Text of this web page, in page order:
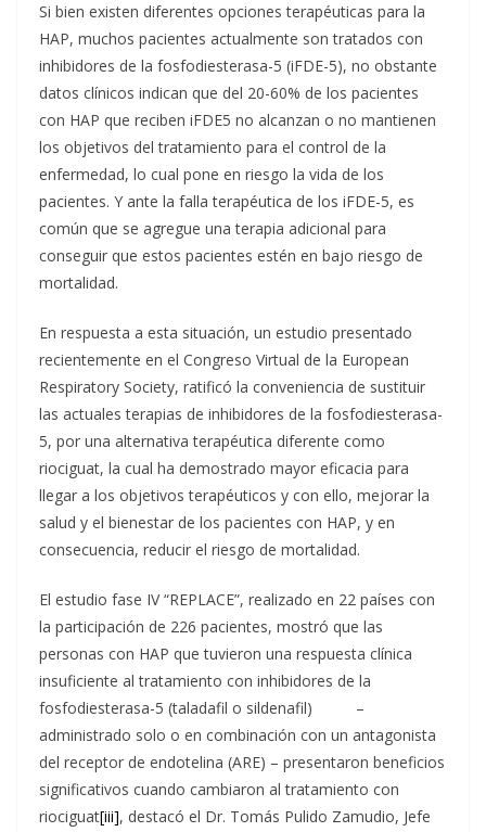
Si bien existen diferentes opciones terapéuticas para la
HAP, muchos pacientes actualmente son tratados con
inhibidores de la fosfodiesterasa-5 (iFDE-5), no obstante
datos clínicos indican que del 20-60% de los pacientes
con HAP que reciben iFDE5 no alcanzan o no mantienen
los objetivos del tratamiento para el control de la
enfermedad, lo cual pone en riesgo la vida de los
pacientes. Y ante la falla terapéutica de los iFDE-5, es
común que se agregue una terapia adicional para
conseguir que estos pacientes estén en bajo riesgo de
mortalidad.
En respuesta a esta situación, un estudio presentado
recientemente en el Congreso Virtual de la European
Respiratory Society, ratificó la conveniencia de sustituir
las actuales terapias de inhibidores de la fosfodiesterasa-
5, por una alternativa terapéutica diferente como
riociguat, la cual ha demostrado mayor eficacia para
llegar a los objetivos terapéuticos y con ello, mejorar la
salud y el bienestar de los pacientes con HAP, y en
consecuencia, reducir el riesgo de mortalidad.
El estudio fase IV “REPLACE”, realizado en 22 países con
la participación de 226 pacientes, mostró que las
personas con HAP que tuvieron una respuesta clínica
insuficiente al tratamiento con inhibidores de la
fosfodiesterasa-5 (taladafil o sildenafil) –
administrado solo o en combinación con un antagonista
del receptor de endotelina (ARE) – presentaron beneficios
significativos cuando cambiaron al tratamiento con
riociguat[iii], destacó el Dr. Tomás Pulido Zamudio, Jefe